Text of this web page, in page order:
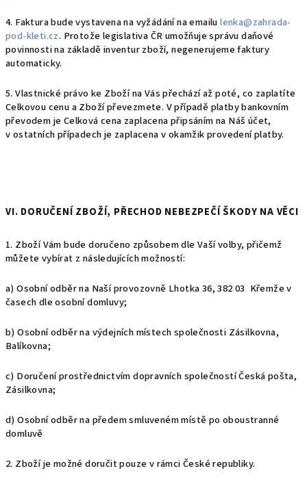
4. Faktura bude vystavena na vyžádání na emailulenka@zahrada-
pod-kleti.cz. Protože legislativa ČR umožňuje správu daňové
povinnosti na základě inventur zboží, negenerujeme faktury
automaticky.
5. Vlastnické právo ke Zboží na Vás přechází až poté, co zaplatíte
Celkovou cenu a Zboží převezmete. V případě platby bankovním
převodem je Celková cena zaplacena připsáním na Náš účet,
v ostatních případech je zaplacena v okamžik provedení platby.
VI. DORUČENÍ ZBOŽÍ, PŘECHOD NEBEZPEČÍ ŠKODY NA VĚCI
1. Zboží Vám bude doručeno způsobem dle Vaší volby, přičemž
můžete vybírat z následujících možností:
a) Osobní odběr na Naší provozovně Lhotka 36, 382 03 Křemže v
časech dle osobní domluvy;
b) Osobní odběr na výdejních místech společnosti Zásilkovna,
Balíkovna;
c) Doručení prostřednictvím dopravních společností Česká pošta,
Zásilkovna;
d) Osobní odběr na předem smluveném místě po oboustranné
domluvě
2. Zboží je možné doručit pouze v rámci České republiky.